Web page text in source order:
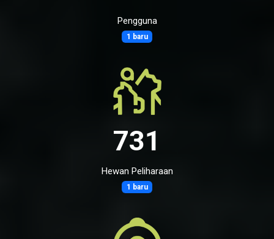
Pengguna
1 baru
731
Hewan Peliharaan
1 baru